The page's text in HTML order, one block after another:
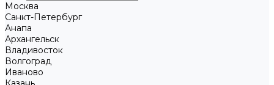
Москва
Санкт-Петербург
Анапа
Архангельск
Владивосток
Волгоград
Иваново